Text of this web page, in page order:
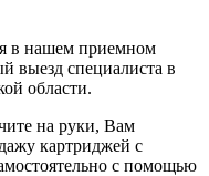
в нашем приемном
выезд специалиста в
области.
на руки, Вам
картриджей с
с помощью